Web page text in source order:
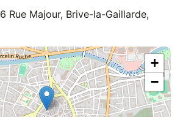
Rue Majour, Brive-la-Gaillarde,
+
−